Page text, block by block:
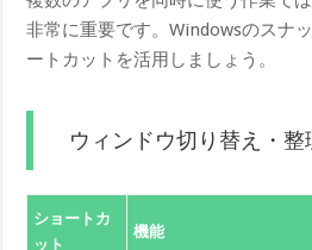
非常に重要です。Windowsのスナ
ートカットを活用しましょう。
ウィンドウ切り替え・整
ショートカ
ット
機能